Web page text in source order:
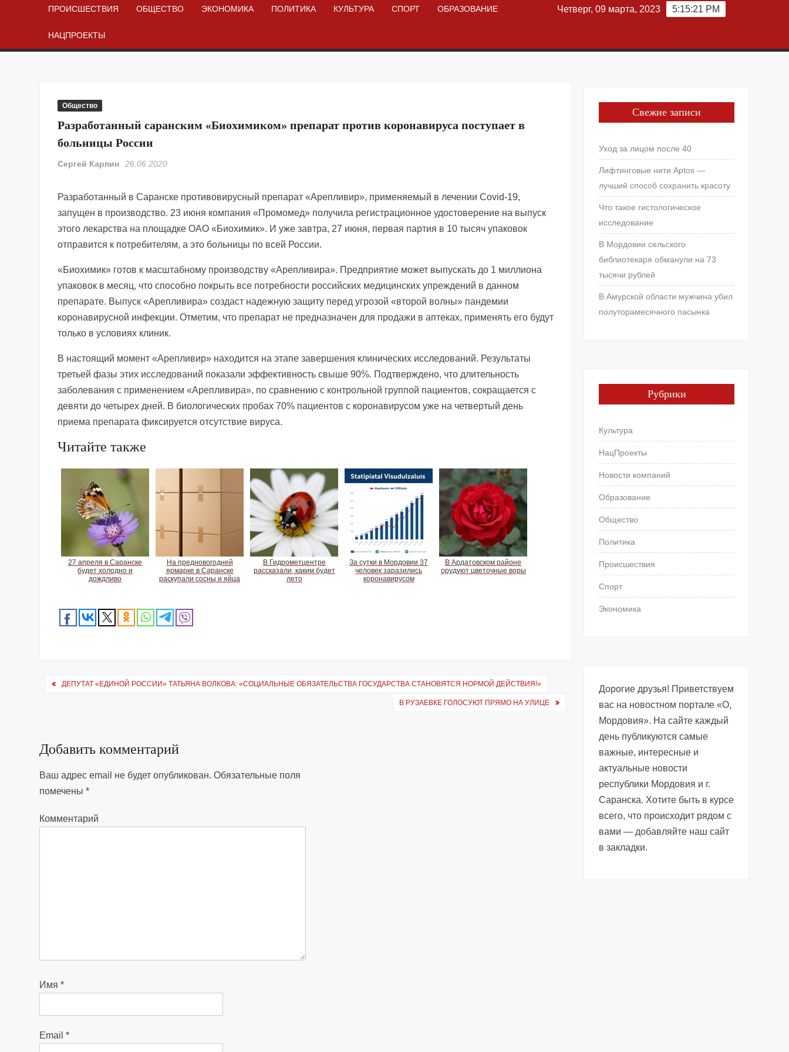
ПРОИСШЕСТВИЯ ОБЩЕСТВО ЭКОНОМИКА ПОЛИТИКА КУЛЬТУРА СПОРТ ОБРАЗОВАНИЕ
НАЦПРОЕКТЫ
5:15:22 PM
Четверг, 09 марта, 2023
Общество
Разработанный саранским «Биохимиком» препарат против коронавируса поступает в
больницы России
Сергей Карпин 26.06.2020
Разработанный в Саранске противовирусный препарат «Арепливир», применяемый в лечении Covid-19,
запущен в производство. 23 июня компания «Промомед» получила регистрационное удостоверение на выпуск
этого лекарства на площадке ОАО «Биохимик». И уже завтра, 27 июня, первая партия в 10 тысяч упаковок
отправится к потребителям, а это больницы по всей России.
«Биохимик» готов к масштабному производству «Арепливира». Предприятие может выпускать до 1 миллиона
упаковок в месяц, что способно покрыть все потребности российских медицинских упреждений в данном
препарате. Выпуск «Арепливира» создаст надежную защиту перед угрозой «второй волны» пандемии
коронавирусной инфекции. Отметим, что препарат не предназначен для продажи в аптеках, применять его будут
только в условиях клиник.
В настоящий момент «Арепливир» находится на этапе завершения клинических исследований. Результаты
третьей фазы этих исследований показали эффективность свыше 90%. Подтверждено, что длительность
заболевания с применением «Арепливира», по сравнению с контрольной группой пациентов, сокращается с
девяти до четырех дней. В биологических пробах 70% пациентов с коронавирусом уже на четвертый день
приема препарата фиксируется отсутствие вируса.
Читайте также
27 апреля в Саранске
будет холодно и
дождливо
На предновогодней
ярмарке в Саранске
раскупали сосны и яйца
В Гидрометцентре
рассказали, каким будет
лето
За сутки в Мордовии 37
человек заразились
коронавирусом
В Ардатовском районе
орудуют цветочные воры
Навигация
ДЕПУТАТ «ЕДИНОЙ РОССИИ» ТАТЬЯНА ВОЛКОВА: «СОЦИАЛЬНЫЕ ОБЯЗАТЕЛЬСТВА ГОСУДАРСТВА СТАНОВЯТСЯ НОРМОЙ ДЕЙСТВИЯ!»
В РУЗАЕВКЕ ГОЛОСУЮТ ПРЯМО НА УЛИЦЕ
Добавить комментарий
Ваш адрес email не будет опубликован. Обязательные поля
помечены*
Комментарий
Имя*
Email*
Свежие записи
Уход за лицом после 40
Лифтинговые нити Aptos —
лучший способ сохранить красоту
Что такое гистологическое
исследование
В Мордовии сельского
библиотекаря обманули на 73
тысячи рублей
В Амурской области мужчина убил
полуторамесячного пасынка
Рубрики
Культура
НацПроекты
Новости компаний
Образование
Общество
Политика
Происшествия
Спорт
Экономика
Дорогие друзья! Приветствуем
вас на новостном портале «О,
Мордовия». На сайте каждый
день публикуются самые
важные, интересные и
актуальные новости
республики Мордовия и г.
Саранска. Хотите быть в курсе
всего, что происходит рядом с
вами — добавляйте наш сайт
в закладки.